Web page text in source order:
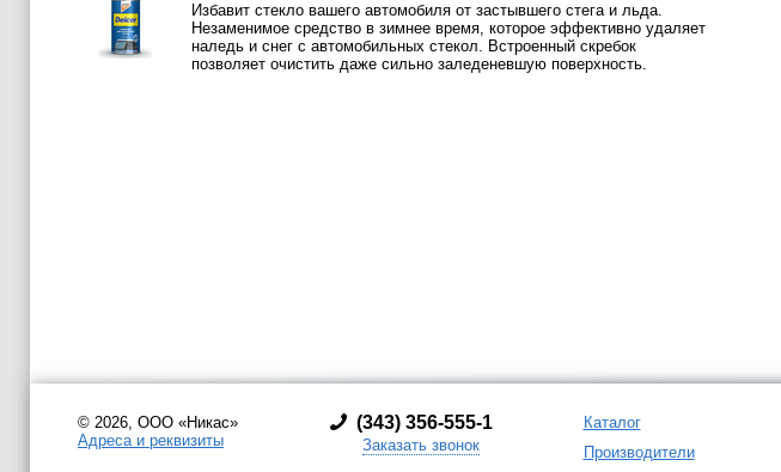
Избавит стекло вашего автомобиля от застывшего стега и льда.
Незаменимое средство в зимнее время, которое эффективно удаляет
наледь и снег с автомобильных стекол. Встроенный скребок
позволяет очистить даже сильно заледеневшую поверхность.
© 2026, ООО «Никас»
Адреса и реквизиты
(343) 356-555-1
Заказать звонок
Каталог
Производители